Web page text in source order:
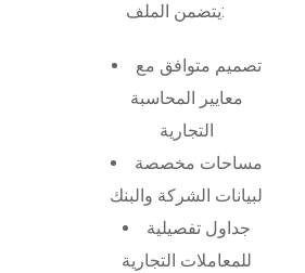
يتضمن الملف:
تصميم متوافق مع
معايير المحاسبة
التجارية
مساحات مخصصة
لبيانات الشركة والبنك
جداول تفصيلية
للمعاملات التجارية